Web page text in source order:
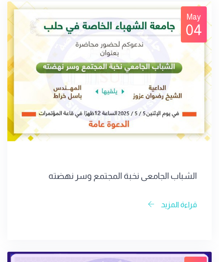
May
04
الشباب الجامعي نخبة المجتمع وسر نهضته
قراءة المزيد